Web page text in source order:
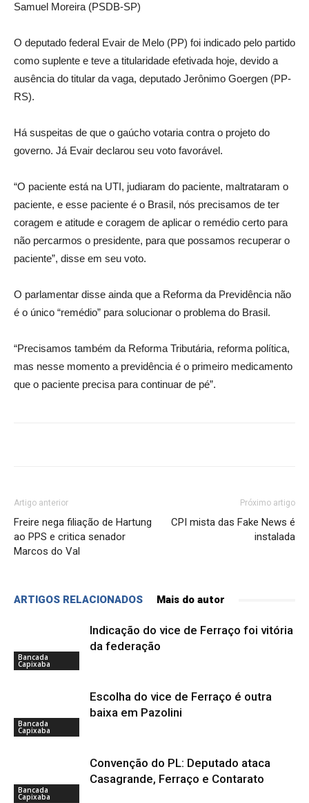
Samuel Moreira (PSDB-SP)
O deputado federal Evair de Melo (PP) foi indicado pelo partido
como suplente e teve a titularidade efetivada hoje, devido a
ausência do titular da vaga, deputado Jerônimo Goergen (PP-
RS).
Há suspeitas de que o gaúcho votaria contra o projeto do
governo. Já Evair declarou seu voto favorável.
“O paciente está na UTI, judiaram do paciente, maltrataram o
paciente, e esse paciente é o Brasil, nós precisamos de ter
coragem e atitude e coragem de aplicar o remédio certo para
não percarmos o presidente, para que possamos recuperar o
paciente”, disse em seu voto.
O parlamentar disse ainda que a Reforma da Previdência não
é o único “remédio” para solucionar o problema do Brasil.
“Precisamos também da Reforma Tributária, reforma política,
mas nesse momento a previdência é o primeiro medicamento
que o paciente precisa para continuar de pé”.
Artigo anterior
Freire nega filiação de Hartung
ao PPS e critica senador
Marcos do Val
Próximo artigo
CPI mista das Fake News é
instalada
ARTIGOS RELACIONADOS Mais do autor
Bancada
Capixaba
Indicação do vice de Ferraço foi vitória
da federação
Bancada
Capixaba
Escolha do vice de Ferraço é outra
baixa em Pazolini
Bancada
Capixaba
Convenção do PL: Deputado ataca
Casagrande, Ferraço e Contarato